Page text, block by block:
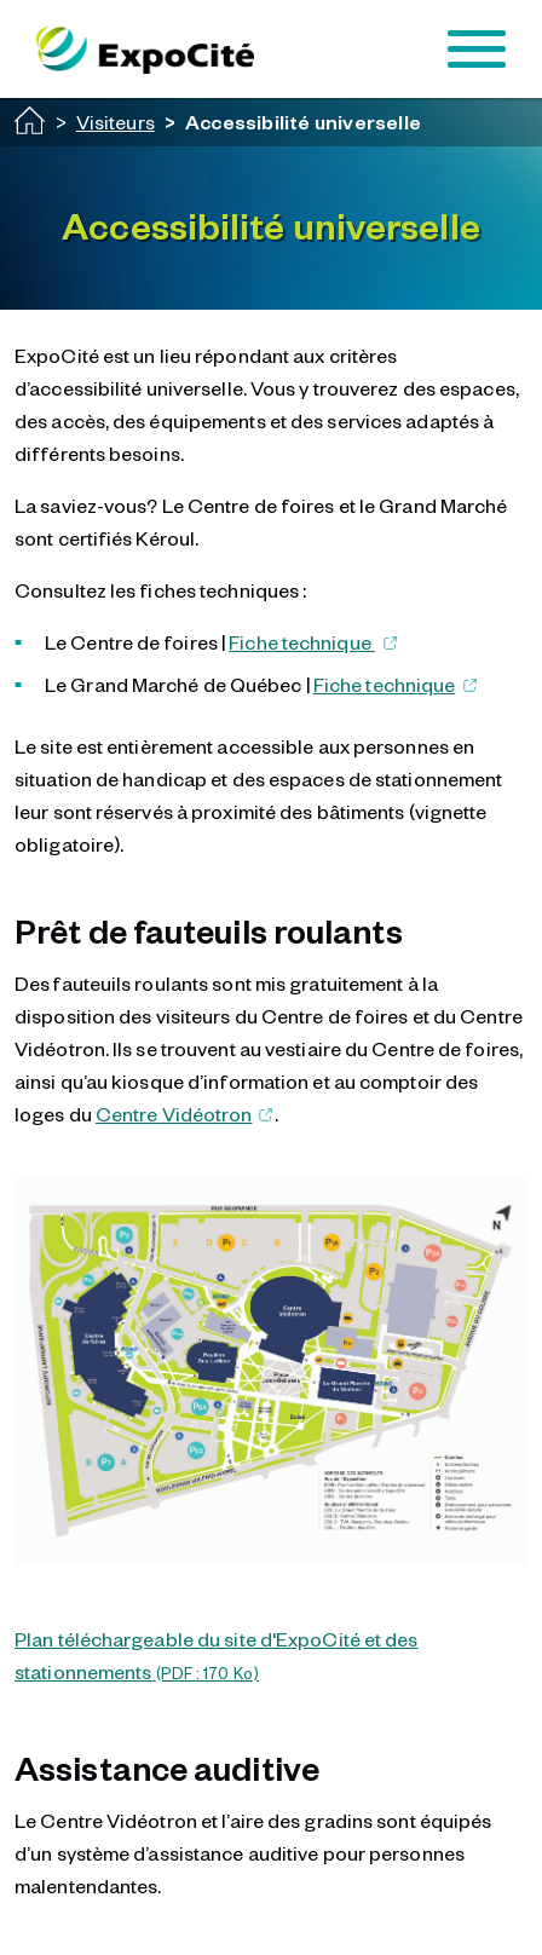
Passer au contenu principal
Visiteurs Accessibilité universelle
Accessibilité universelle
ExpoCité est un lieu répondant aux critères
d’accessibilité universelle. Vous y trouverez des espaces,
des accès, des équipements et des services adaptés à
différents besoins.
La saviez-vous? Le Centre de foires et le Grand Marché
sont certifiés Kéroul.
Consultez les fiches techniques :
Le Centre de foires | Fiche technique
Le Grand Marché de Québec | Fiche technique
Le site est entièrement accessible aux personnes en
situation de handicap et des espaces de stationnement
leur sont réservés à proximité des bâtiments (vignette
obligatoire).
Prêt de fauteuils roulants
Des fauteuils roulants sont mis gratuitement à la
disposition des visiteurs du Centre de foires et du Centre
Vidéotron. Ils se trouvent au vestiaire du Centre de foires,
ainsi qu’au kiosque d’information et au comptoir des
loges du Centre Vidéotron .
Plan téléchargeable du site d'ExpoCité et des
stationnements (PDF : 170 Ko)
Assistance auditive
Le Centre Vidéotron et l’aire des gradins sont équipés
d’un système d’assistance auditive pour personnes
malentendantes.